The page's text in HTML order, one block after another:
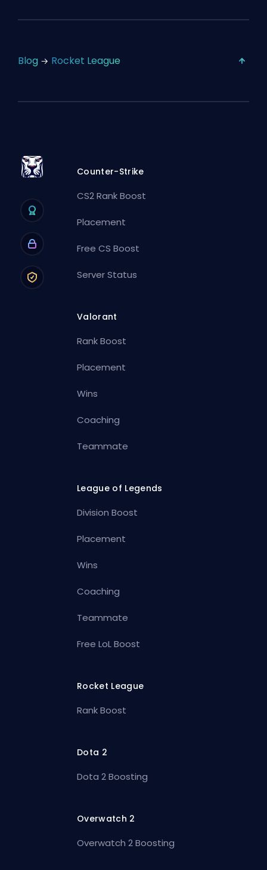
Blog Rocket League
Counter-Strike
CS2 Rank Boost
Placement
Free CS Boost
Server Status
Valorant
Rank Boost
Placement
Wins
Coaching
Teammate
League of Legends
Division Boost
Placement
Wins
Coaching
Teammate
Free LoL Boost
Rocket League
Rank Boost
Dota 2
Dota 2 Boosting
Overwatch 2
Overwatch 2 Boosting